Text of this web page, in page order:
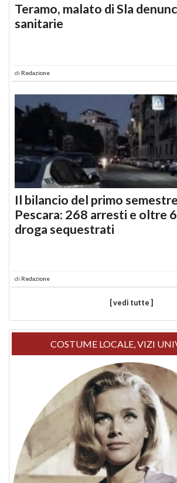
Teramo, malato di Sla
sanitarie
di Redazione
Il bilancio del primo
Pescara: 268 arresti e oltre
droga sequestrati
di Redazione
[ vedi tutte ]
COSTUME LOCALE, VIZI